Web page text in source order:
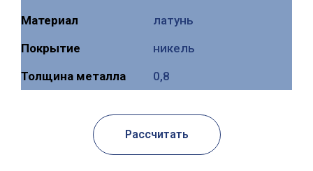
Mатериал
латунь
Покрытие
никель
Толщина металла
0,8
Рассчитать